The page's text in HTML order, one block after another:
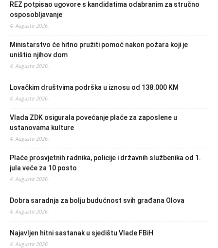
REZ potpisao ugovore s kandidatima odabranim za stručno
osposobljavanje
4. Augusta 2026.
Ministarstvo će hitno pružiti pomoć nakon požara koji je
uništio njihov dom
4. Augusta 2026.
Lovačkim društvima podrška u iznosu od 138.000 KM
4. Augusta 2026.
Vlada ZDK osigurala povećanje plaće za zaposlene u
ustanovama kulture
4. Augusta 2026.
Plaće prosvjetnih radnika, policije i državnih službenika od 1.
jula veće za 10 posto
4. Augusta 2026.
Dobra saradnja za bolju budućnost svih građana Olova
4. Augusta 2026.
Najavljen hitni sastanak u sjedištu Vlade FBiH
4. Augusta 2026.